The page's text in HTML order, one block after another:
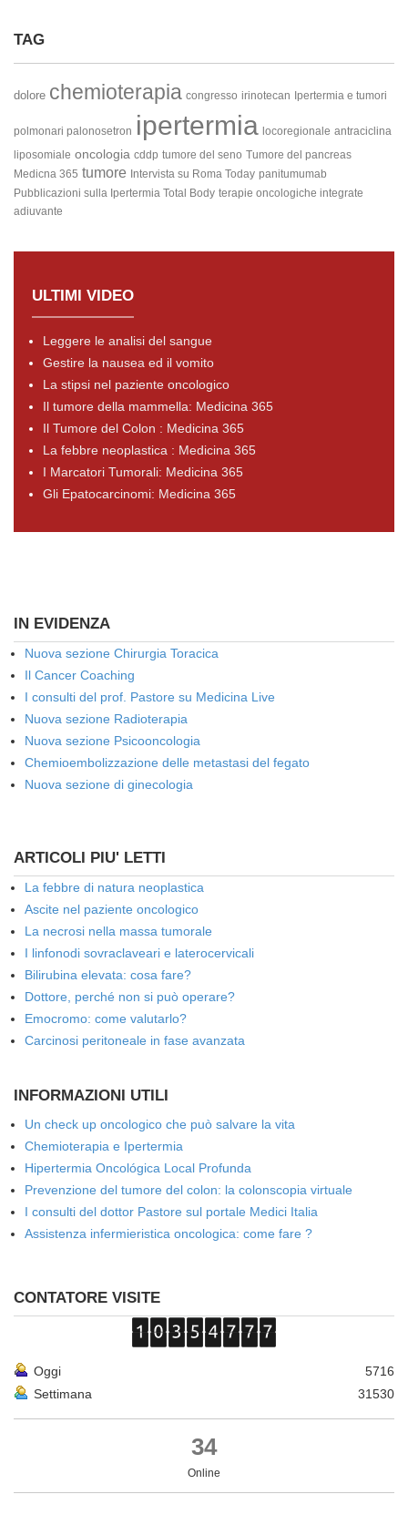
TAG
dolore chemioterapia congresso irinotecan Ipertermia e tumori
polmonari palonosetron ipertermia locoregionale antraciclina
liposomiale oncologia cddp tumore del seno Tumore del pancreas
Medicna 365 tumore Intervista su Roma Today panitumumab
Pubblicazioni sulla Ipertermia Total Body terapie oncologiche integrate
adiuvante
ULTIMI VIDEO
Leggere le analisi del sangue
Gestire la nausea ed il vomito
La stipsi nel paziente oncologico
Il tumore della mammella: Medicina 365
Il Tumore del Colon : Medicina 365
La febbre neoplastica : Medicina 365
I Marcatori Tumorali: Medicina 365
Gli Epatocarcinomi: Medicina 365
IN EVIDENZA
Nuova sezione Chirurgia Toracica
Il Cancer Coaching
I consulti del prof. Pastore su Medicina Live
Nuova sezione Radioterapia
Nuova sezione Psicooncologia
Chemioembolizzazione delle metastasi del fegato
Nuova sezione di ginecologia
ARTICOLI PIU' LETTI
La febbre di natura neoplastica
Ascite nel paziente oncologico
La necrosi nella massa tumorale
I linfonodi sovraclaveari e laterocervicali
Bilirubina elevata: cosa fare?
Dottore, perché non si può operare?
Emocromo: come valutarlo?
Carcinosi peritoneale in fase avanzata
INFORMAZIONI UTILI
Un check up oncologico che può salvare la vita
Chemioterapia e Ipertermia
Hipertermia Oncológica Local Profunda
Prevenzione del tumore del colon: la colonscopia virtuale
I consulti del dottor Pastore sul portale Medici Italia
Assistenza infermieristica oncologica: come fare ?
CONTATORE VISITE
Oggi
5716
Settimana
31530
34
Online